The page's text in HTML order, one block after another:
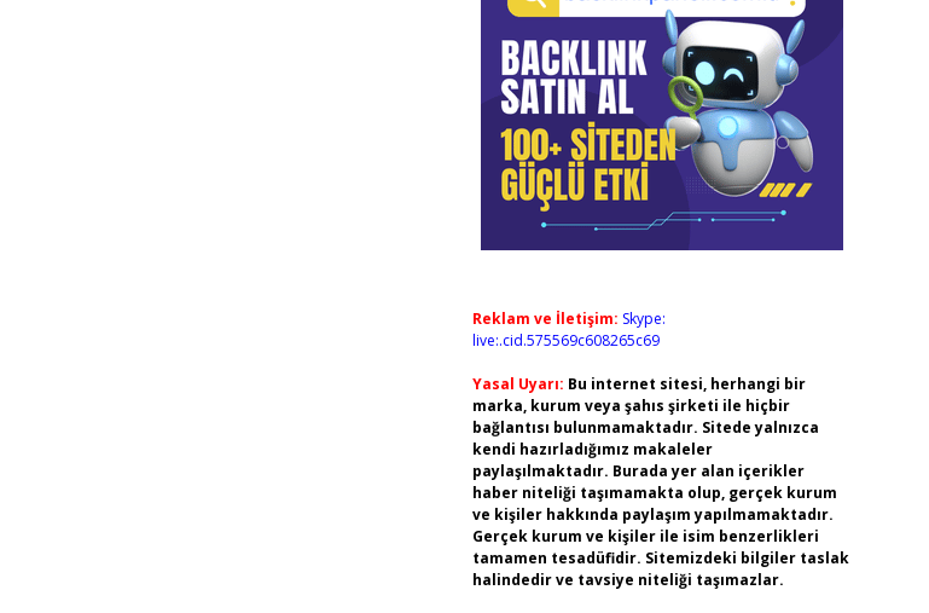
Reklam ve İletişim: Skype:
live:.cid.575569c608265c69
Yasal Uyarı: Bu internet sitesi, herhangi bir
marka, kurum veya şahıs şirketi ile hiçbir
bağlantısı bulunmamaktadır. Sitede yalnızca
kendi hazırladığımız makaleler
paylaşılmaktadır. Burada yer alan içerikler
haber niteliği taşımamakta olup, gerçek kurum
ve kişiler hakkında paylaşım yapılmamaktadır.
Gerçek kurum ve kişiler ile isim benzerlikleri
tamamen tesadüfidir. Sitemizdeki bilgiler taslak
halindedir ve tavsiye niteliği taşımazlar.